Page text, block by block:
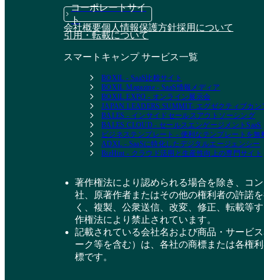
コーポレートサイ
ト
会社概要個人情報保護方針採用について
引用・転載について
スマートキャンプ サービス一覧
BOXIL - SaaS比較サイト
BOXIL Magazine - SaaS情報メディア
BOXIL EXPO - オンライン展示会
JAPAN LEADERS SUMMIT- エグゼクティブカン
BALES - インサイドセールスアウトソーシング
BALES CLOUD - セールスエンゲージメントSaaS
ビジネステンプレート - 便利なテンプレートを無
ADXL - SaaSに特化したデジタルエージェンシー
BizHint - クラウド活用と生産性向上の専門サイト
著作権法により認められる場合を除き、コ
社、原著作者またはその他の権利者の許諾
く、複製、公衆送信、改変、修正、転載等
作権法により禁止されています。
記載されている会社名および商品・サービ
ーク等を含む）は、各社の商標または各権
標です。